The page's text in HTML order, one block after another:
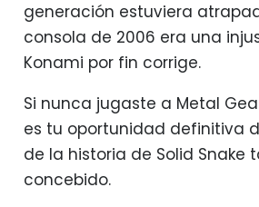
generación estuviera
consola de 2006 era una
Konami por fin corrige.
Si nunca jugaste a Metal
es tu oportunidad definitiva
de la historia de Solid Snake
concebido.